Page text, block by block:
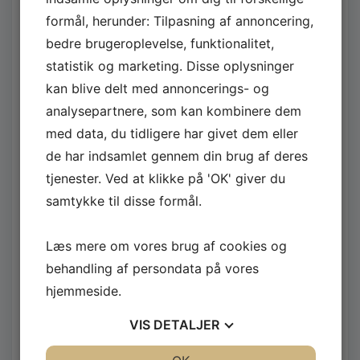
D
A
G
D
E
A
L
L
L
R
O
A
L
klarede hyggen. Konerne fik lov at blive hjemme med
ungerne i dagens anledning, så det var bare mig og
mine bedste hjemmedrenge der havde fået
udgangstilladelse fra hjemmefronten. Søren havde
også fået drengene fra fodbold og et par stykker fra
folkeskolen med i dagens anledning.
Henning stod for musikken, og den fik da heller ikke
for lidt da vi kl. 02.00 fyrede op for L:Ron:Harald´s
legendariske hit: “Mæ å Min Kadett” fra 1998. En aften
Det er slet ikke så skidt at blive 40- bortset fra de
ligeledes legendariske tømmermænd dagen derpå, så
ville jeg ikke have været aftenen foruden. Tak til Søren
og Henning, og ikke mindst byens pølsevogn for en
aften i særklasse. Og til alle jer derude kan jeg varmt
formål, herunder: Tilpasning af annoncering,
bedre brugeroplevelse, funktionalitet,
statistik og marketing. Disse oplysninger
kan blive delt med annoncerings- og
analysepartnere, som kan kombinere dem
med data, du tidligere har givet dem eller
de har indsamlet gennem din brug af deres
tjenester. Ved at klikke på 'OK' giver du
samtykke til disse formål.
Læs mere om vores brug af cookies og
behandling af persondata på vores
hjemmeside.
VIS DETALJER